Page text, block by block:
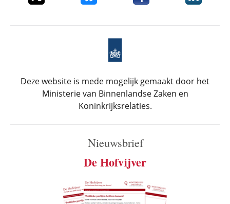
Deze website is mede mogelijk gemaakt door het
Ministerie van Binnenlandse Zaken en
Koninkrijksrelaties.
Nieuwsbrief
De Hofvijver